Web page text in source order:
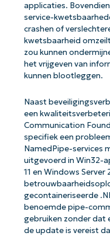
applicaties.
service-
crashen of
kwetsbaarheid
zou kunnen
het vrijgeven van
kunnen blootleggen.
Naast
een
Communication
specifiek een
NamedPipe-services
uitgevoerd in Win32-
11 en Windows Server
gecontaineriseerde
benoemde pipe-
gebruiken zonder dat
de update is vereist